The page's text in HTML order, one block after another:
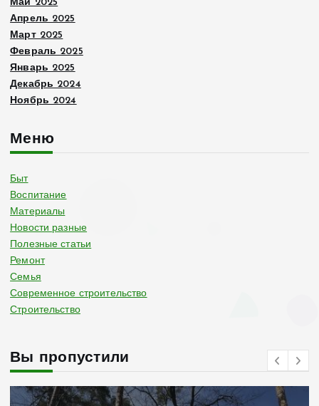
Май 2025
Апрель 2025
Март 2025
Февраль 2025
Январь 2025
Декабрь 2024
Ноябрь 2024
Меню
Быт
Воспитание
Материалы
Новости разные
Полезные статьи
Ремонт
Семья
Современное строительство
Строительство
Вы пропустили